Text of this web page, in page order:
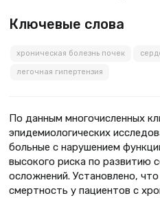
Ключевые слова
хроническая болезнь почек
легочная гипертензия
По данным многочисленных
эпидемиологических
больные с нарушением
высокого риска по развитию
осложнений. Установлено,
смертность у пациентов с